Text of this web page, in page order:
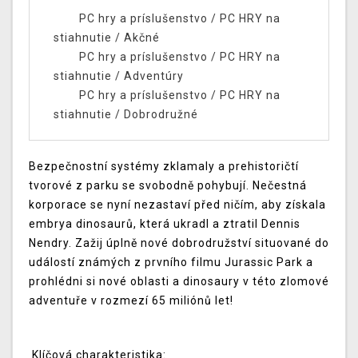
PC hry a príslušenstvo / PC HRY na
stiahnutie / Akčné
PC hry a príslušenstvo / PC HRY na
stiahnutie / Adventúry
PC hry a príslušenstvo / PC HRY na
stiahnutie / Dobrodružné
Bezpečnostní systémy zklamaly a prehistoričtí
tvorové z parku se svobodně pohybují. Nečestná
korporace se nyní nezastaví před ničím, aby získala
embrya dinosaurů, která ukradl a ztratil Dennis
Nendry. Zažij úplně nové dobrodružství situované do
událostí známých z prvního filmu Jurassic Park a
prohlédni si nové oblasti a dinosaury v této zlomové
adventuře v rozmezí 65 miliónů let!
Klíčová charakteristika: